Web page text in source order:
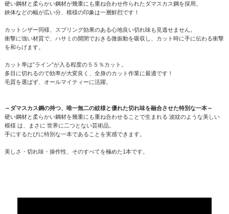
硬い鋼材と柔らかい鋼材が幾重にも重ね合わせ作られたダマスカス鋼を採用。
鋏体などの幅が広い分、模様の印象は一層鮮烈です！
カットシザー同様、スプリング効果のある心地良い切れ味も見逃せません。
衝撃に強い材質で、ハサミの開閉でおきる微振動を吸収し、カット時に手に伝わる衝撃
を和らげます。
カット率は”ライン”が入る程度の５５％カット。
多目に切れるので効率が大変良く、全身のカット作業に最適です！
毛質を選ばず、オールマイティーに活躍。
～ダマスカス鋼の持つ、唯一無二の紋様と優れた切れ味を融合させた特別な一本～
硬い鋼材と柔らかい鋼材を幾重にも重ね合わせることで生まれる 波紋のような美しい
模様 は、まさに 世界に二つとない芸術品。
手にするたびに特別な一本であることを実感できます。
美しさ・切れ味・操作性、そのすべてを極めた1本です。